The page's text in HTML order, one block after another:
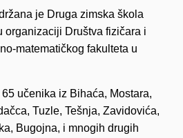
je Druga zimska škola
organizaciji Društva fizičara i
matematičkog fakulteta u
učenika iz Bihaća, Mostara,
Tuzle, Tešnja, Zavidovića,
Bugojna, i mnogih drugih